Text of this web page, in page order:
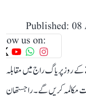
Published:
us on:
روز پریاگ راج میں مقابلہ
مکالمہ کریں گے۔ راجستھان